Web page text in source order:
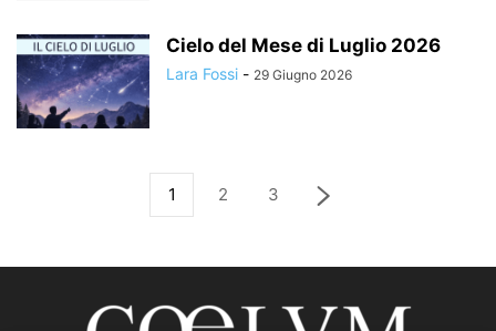
Cielo del Mese di Luglio 2026
Lara Fossi - 29 Giugno 2026
1 2 3